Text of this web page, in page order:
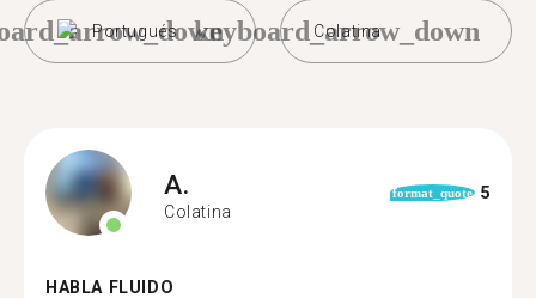
Portugués Colatina
keyboard_arrow_down
A.
Colatina
format_quote 5
HABLA FLUIDO